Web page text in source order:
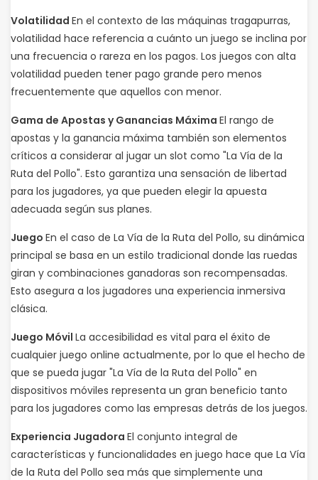
Volatilidad En el contexto de las máquinas tragapurras,
volatilidad hace referencia a cuánto un juego se inclina por
una frecuencia o rareza en los pagos. Los juegos con alta
volatilidad pueden tener pago grande pero menos
frecuentemente que aquellos con menor.
Gama de Apostas y Ganancias Máxima El rango de
apostas y la ganancia máxima también son elementos
críticos a considerar al jugar un slot como "La Vía de la
Ruta del Pollo". Esto garantiza una sensación de libertad
para los jugadores, ya que pueden elegir la apuesta
adecuada según sus planes.
Juego En el caso de La Vía de la Ruta del Pollo, su dinámica
principal se basa en un estilo tradicional donde las ruedas
giran y combinaciones ganadoras son recompensadas.
Esto asegura a los jugadores una experiencia inmersiva
clásica.
Juego Móvil La accesibilidad es vital para el éxito de
cualquier juego online actualmente, por lo que el hecho de
que se pueda jugar "La Vía de la Ruta del Pollo" en
dispositivos móviles representa un gran beneficio tanto
para los jugadores como las empresas detrás de los juegos.
Experiencia Jugadora El conjunto integral de
características y funcionalidades en juego hace que La Vía
de la Ruta del Pollo sea más que simplemente una